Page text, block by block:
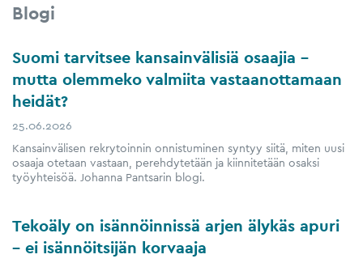
Blogi
Suomi tarvitsee kansainvälisiä osaajia –
mutta olemmeko valmiita vastaanottamaan
heidät?
25.06.2026
Kansainvälisen rekrytoinnin onnistuminen syntyy siitä, miten uusi
osaaja otetaan vastaan, perehdytetään ja kiinnitetään osaksi
työyhteisöä. Johanna Pantsarin blogi.
Tekoäly on isännöinnissä arjen älykäs apuri
– ei isännöitsijän korvaaja